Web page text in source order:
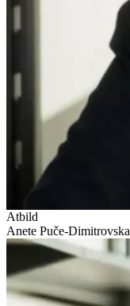
Atbild
Anete Puče-Dimitrovska